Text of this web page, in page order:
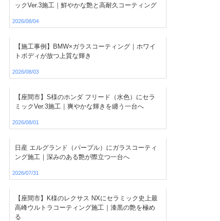
ックVer.3施工｜鮮やかな艶と高耐久コーティング
2026/08/04
【施工事例】BMW×ガラスコーティング｜ホワイ
トボディが放つ上質な輝き
2026/08/03
【座間市】S様のホンダ フリード（水色）にセラ
ミックVer.3施工｜爽やかな輝きを纏う一台へ
2026/08/01
日産 エルグランド（パープル）にガラスコーティ
ング施工｜深みのある艶が際立つ一台へ
2026/07/31
【座間市】K様のレクサス NXにセラミック史上最
高峰ウルトラコーティング施工｜漆黒の艶を極め
る